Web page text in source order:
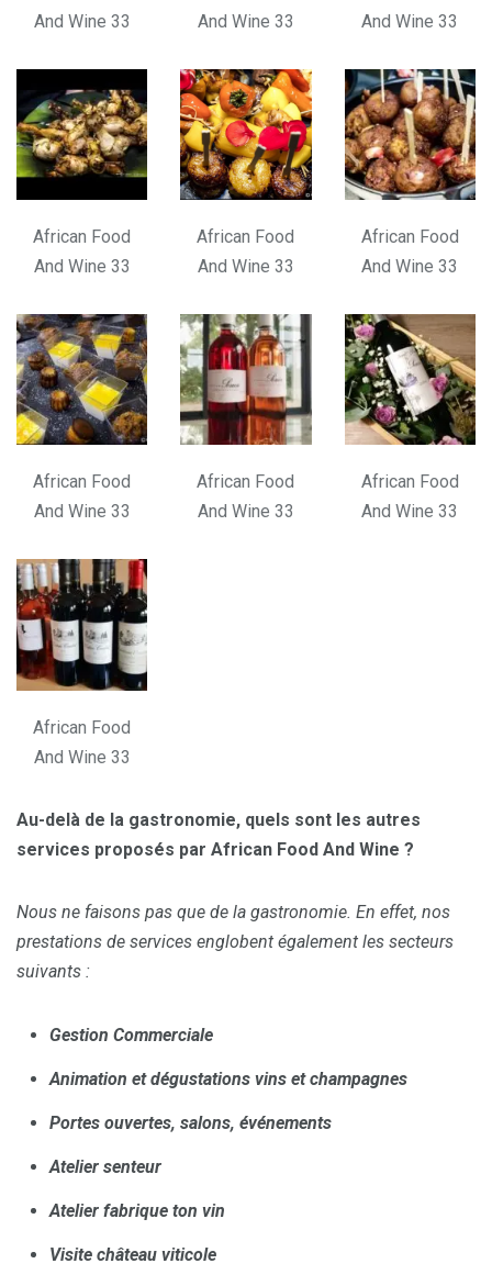
And Wine 33
And Wine 33
And Wine 33
African Food
And Wine 33
African Food
And Wine 33
African Food
And Wine 33
African Food
And Wine 33
African Food
And Wine 33
African Food
And Wine 33
African Food
And Wine 33
Au-delà de la gastronomie, quels sont les autres
services proposés par African Food And Wine ?
Nous ne faisons pas que de la gastronomie. En effet, nos
prestations de services englobent également les secteurs
suivants :
Gestion Commerciale
Animation et dégustations vins et champagnes
Portes ouvertes, salons, événements
Atelier senteur
Atelier fabrique ton vin
Visite château viticole